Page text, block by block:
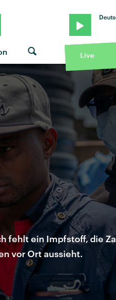
Live
fehlt ein Impfstoff, die
vor Ort aussieht.